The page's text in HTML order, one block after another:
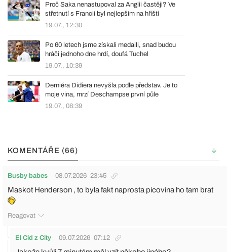
Proč Saka nenastupoval za Anglii častěji? Ve
střetnutí s Francií byl nejlepším na hřišti
19.07., 12:30
Po 60 letech jsme získali medaili, snad budou
hráči jednoho dne hrdí, doufá Tuchel
19.07., 10:39
Derniéra Didiera nevyšla podle představ. Je to
moje vina, mrzí Deschampse první půle
19.07., 08:39
KOMENTÁŘE (66)
Busby babes 08.07.2026 23:45
Maskot Henderson , to byla fakt naprosta picovina ho tam brat
Reagovat
El Cid z City 09.07.2026 07:12